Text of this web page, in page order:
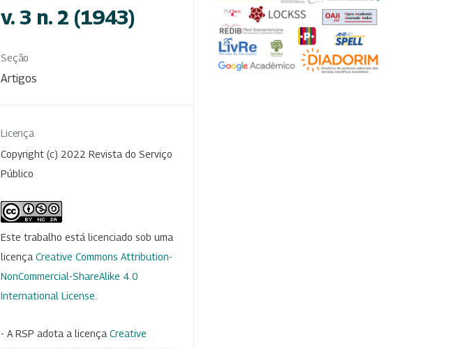
v. 3 n. 2 (1943)
Seção
Artigos
Licença
Copyright (c) 2022 Revista do Serviço
Público
Este trabalho está licenciado sob uma
licença Creative Commons Attribution-
NonCommercial-ShareAlike 4.0
International License
- A RSP adota a licença Creative